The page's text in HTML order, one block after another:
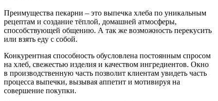
Преимущества пекарни – это выпечка хлеба по уникальным
рецептам и создание тёплой, домашней атмосферы,
способствующей общению. А так же возможность перекусить
или взять еду с собой.
Конкурентная способность обусловлена постоянным спросом
на хлеб, свежестью изделия и качеством ингредиентов. Окно
в производственную часть позволит клиентам увидеть часть
процесса выпечки, вызывая аппетит и мотивируя на
совершение покупки.